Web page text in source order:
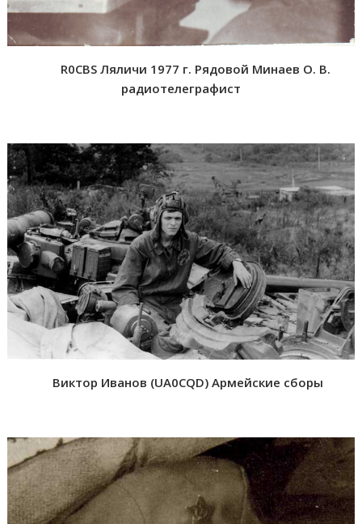
R0CBS Ляличи 1977 г. Рядовой Минаев О. В.
радиотелеграфист
Виктор Иванов (UA0CQD) Армейские сборы